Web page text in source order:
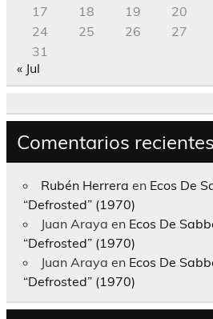
17
18 19 20
24
25 26 27
31
« Jul
Comentarios recientes
Rubén Herrera en Ecos De
“Defrosted” (1970)
Juan Araya en Ecos De
“Defrosted” (1970)
Juan Araya en Ecos De
“Defrosted” (1970)